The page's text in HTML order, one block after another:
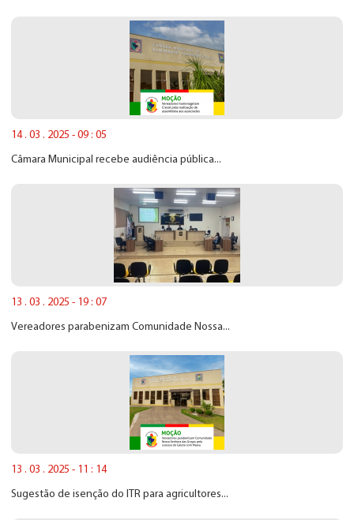
14 . 03 . 2025 - 09 : 05
Câmara Municipal recebe audiência pública...
13 . 03 . 2025 - 19 : 07
Vereadores parabenizam Comunidade Nossa...
13 . 03 . 2025 - 11 : 14
Sugestão de isenção do ITR para agricultores...